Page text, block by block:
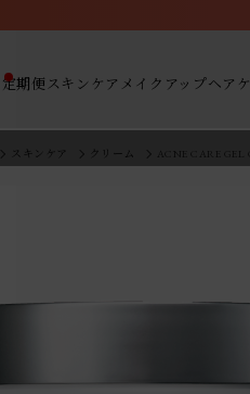
定期便 スキンケア メイクアップヘア
スキンケア クリーム ACNE CARE GEL